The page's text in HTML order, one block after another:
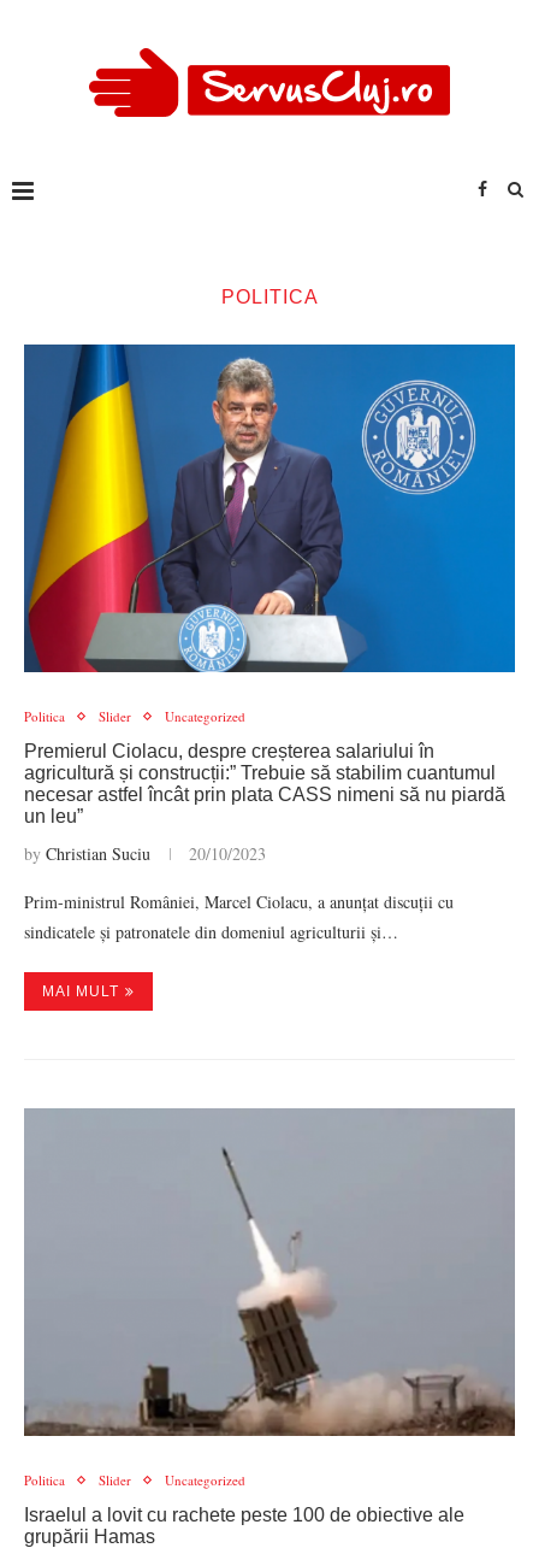
POLITICA
Politica Slider Uncategorized
Premierul Ciolacu, despre creșterea salariului în
agricultură și construcții:” Trebuie să stabilim cuantumul
necesar astfel încât prin plata CASS nimeni să nu piardă
un leu”
by Christian Suciu 20/10/2023
Prim-ministrul României, Marcel Ciolacu, a anunțat discuții cu
sindicatele și patronatele din domeniul agriculturii și…
MAI MULT
Politica Slider Uncategorized
Israelul a lovit cu rachete peste 100 de obiective ale
grupării Hamas